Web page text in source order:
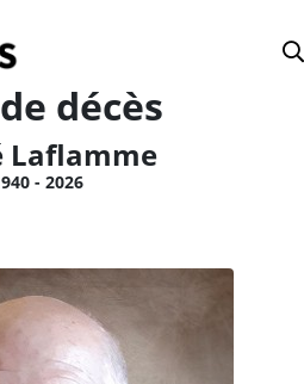
décès
Laflamme
- 2026